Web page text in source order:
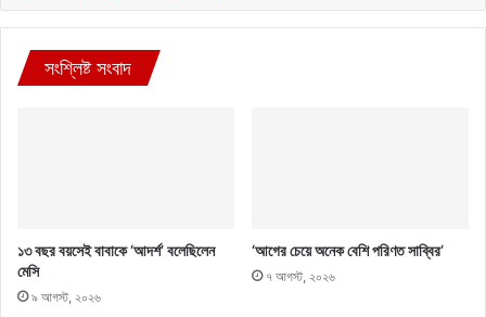
সংশ্লিষ্ট সংবাদ
১৩ বছর বয়সেই বাবাকে ‘আদর্শ’ বলেছিলেন
মেসি
৯ আগস্ট, ২০২৬
‘আগের চেয়ে অনেক বেশি পরিণত সাব্বির’
৭ আগস্ট, ২০২৬